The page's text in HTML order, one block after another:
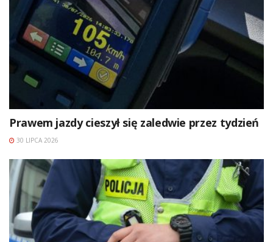
Prawem jazdy cieszył się zaledwie przez tydzień
30 LIPCA 2026